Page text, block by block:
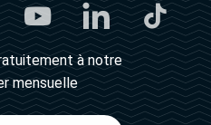
à notre
mensuelle